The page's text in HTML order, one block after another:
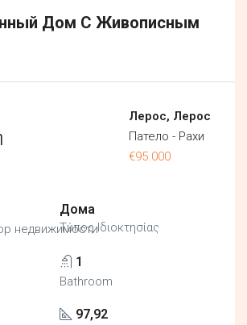
Дом С Живописным
Лерос, Лерос
Патело - Рахи
€95.000
недвижимости
Дома
Τύπος Ιδιοκτησίας
1
Bathroom
97,92